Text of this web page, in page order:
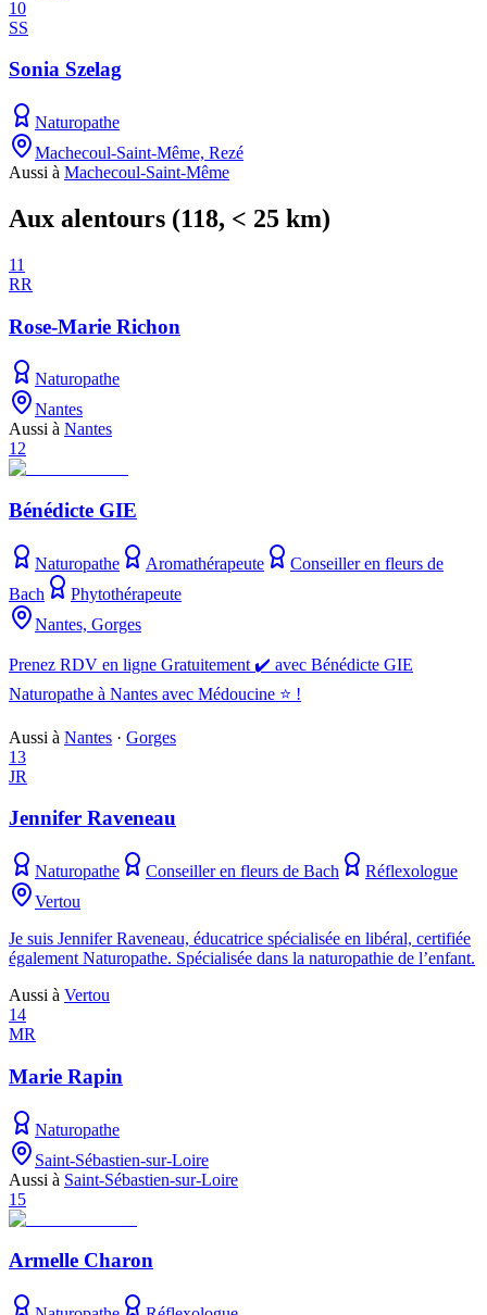
10
SS
Sonia Szelag
Naturopathe
Machecoul-Saint-Même, Rezé
Aussi à Machecoul-Saint-Même
Aux alentours (118, < 25 km)
11
RR
Rose-Marie Richon
Naturopathe
Nantes
Aussi à Nantes
12
Bénédicte GIE
Naturopathe Aromathérapeute
Conseiller en fleurs de
Bach
Phytothérapeute
Nantes, Gorges
Prenez RDV en ligne Gratuitement ✔️ avec Bénédicte GIE
Naturopathe à Nantes avec Médoucine ⭐ !
Aussi à Nantes · Gorges
13
JR
Jennifer Raveneau
Naturopathe Conseiller en fleurs de Bach
Réflexologue
Vertou
Je suis Jennifer Raveneau, éducatrice spécialisée en libéral, certifiée
également Naturopathe. Spécialisée dans la naturopathie de l’enfant.
Aussi à Vertou
14
MR
Marie Rapin
Naturopathe
Saint-Sébastien-sur-Loire
Aussi à Saint-Sébastien-sur-Loire
15
Armelle Charon